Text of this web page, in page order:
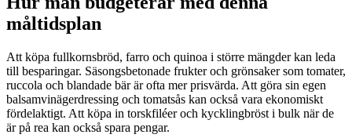
måltidsplan
Att köpa fullkornsbröd, farro och quinoa i större mängder kan leda
till besparingar. Säsongsbetonade frukter och grönsaker som tomater,
ruccola och blandade bär är ofta mer prisvärda. Att göra sin egen
balsamvinägerdressing och tomatsås kan också vara ekonomiskt
fördelaktigt. Att köpa in torskfiléer och kycklingbröst i bulk när de
är på rea kan också spara pengar.